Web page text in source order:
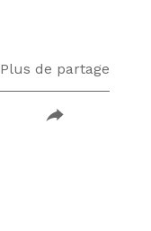
Plus de partage